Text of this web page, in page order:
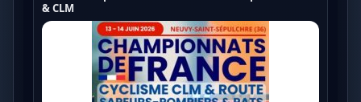
Trophée de France
& CLM